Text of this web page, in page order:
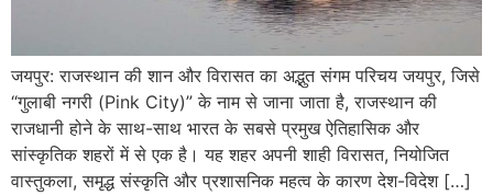
जयपुर: राजस्थान की शान और विरासत का अद्भुत संगम परिचय जयपुर, जिसे
“गुलाबी नगरी (Pink City)” के नाम से जाना जाता है, राजस्थान की
राजधानी होने के साथ-साथ भारत के सबसे प्रमुख ऐतिहासिक और
सांस्कृतिक शहरों में से एक है। यह शहर अपनी शाही विरासत, नियोजित
वास्तुकला, समृद्ध संस्कृति और प्रशासनिक महत्व के कारण देश-विदेश […]